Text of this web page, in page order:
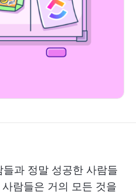
과 정말 성공한 사람들
람들은 거의 모든 것을